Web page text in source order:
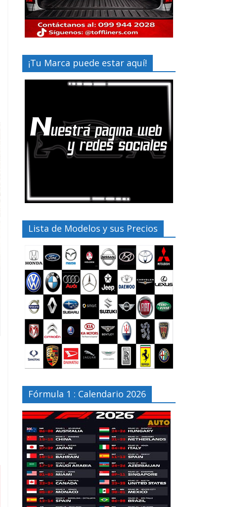
¡Tu Marca puede estar aquí!
Lista de Modelos y sus Precios
Fórmula 1 : Calendario 2026